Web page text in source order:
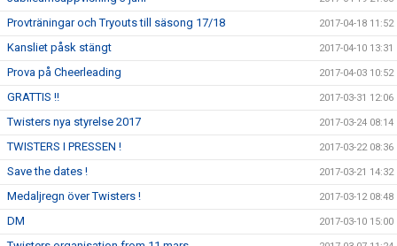
Provträningar och Tryouts till säsong 17/18 2017-04-18 11:52
Kansliet påsk stängt 2017-04-10 13:31
Prova på Cheerleading 2017-04-03 10:52
GRATTIS !! 2017-03-31 12:06
Twisters nya styrelse 2017 2017-03-24 08:14
TWISTERS I PRESSEN ! 2017-03-22 08:36
Save the dates ! 2017-03-21 14:32
Medaljregn över Twisters ! 2017-03-12 08:48
DM 2017-03-10 15:00